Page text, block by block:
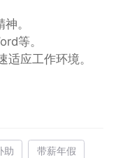
。
等。
应工作环境。
助 带薪年假